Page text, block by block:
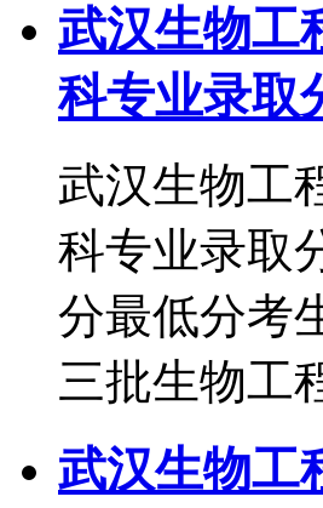
武汉生物工
科专业录取
武汉生物工
科专业录取
分最低分考
三批生物工
武汉生物工